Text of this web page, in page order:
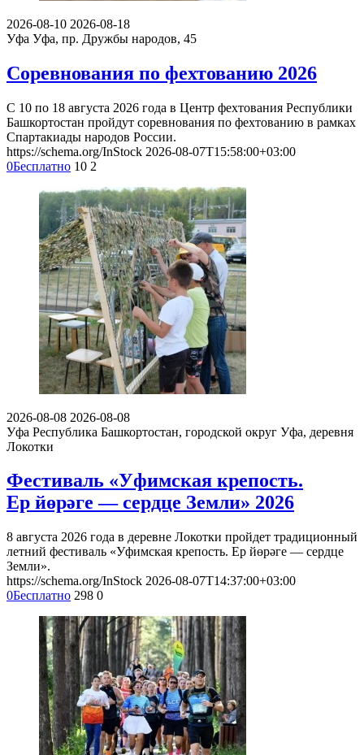
2026-08-10 2026-08-18
Уфа Уфа, пр. Дружбы народов, 45
Соревнования по фехтованию 2026
С 10 по 18 августа 2026 года в Центр фехтования Республики
Башкортостан пройдут соревнования по фехтованию в рамках
Спартакиады народов России.
https://schema.org/InStock 2026-08-07T15:58:00+03:00
0Бесплатно 10 2
2026-08-08 2026-08-08
Уфа Республика Башкортостан, городской округ Уфа, деревня
Локотки
Фестиваль «Уфимская крепость.
Ер йөрәге — сердце Земли» 2026
8 августа 2026 года в деревне Локотки пройдет традиционный
летний фестиваль «Уфимская крепость. Ер йөрәге — сердце
Земли».
https://schema.org/InStock 2026-08-07T14:37:00+03:00
0Бесплатно 298 0